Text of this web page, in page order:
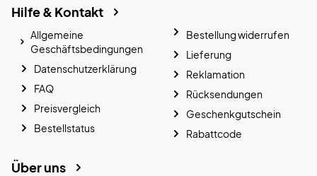
Hilfe & Kontakt
Allgemeine
Geschäftsbedingungen
Datenschutzerklärung
FAQ
Preisvergleich
Bestellstatus
Bestellung widerrufen
Lieferung
Reklamation
Rücksendungen
Geschenkgutschein
Rabattcode
Über uns